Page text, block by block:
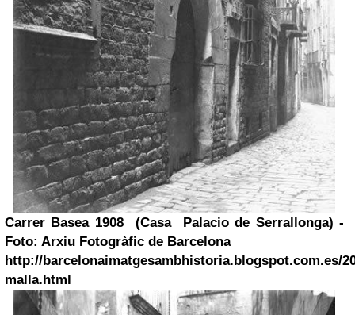
Carrer Basea 1908 (Casa Palacio de Serrallonga) -
Foto: Arxiu Fotogràfic de Barcelona
http://barcelonaimatgesambhistoria.blogspot.com.es/
malla.html